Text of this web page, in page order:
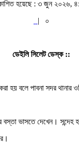
হয়েছে : ৩ জুন ২০২৬,
|
০
ডেইলি সিলেট ডেস্ক ::
হয় বলে পাবনা সদর থানার
বস্তা ভাসতে দেখেন।